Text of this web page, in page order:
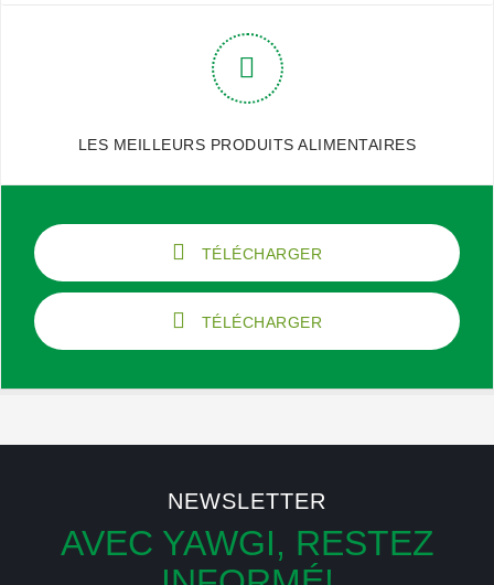
LES MEILLEURS PRODUITS ALIMENTAIRES
TÉLÉCHARGER
TÉLÉCHARGER
NEWSLETTER
AVEC YAWGI, RESTEZ